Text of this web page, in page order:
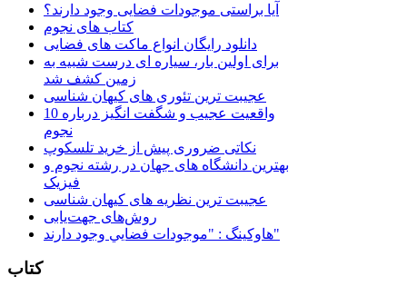
آیا براستی موجودات فضایی وجود دارند؟
کتاب های نجوم
دانلود رایگان انواع ماکت های فضایی
برای اولین بار، سیاره ای درست شبیه به
زمین کشف شد
عجیبت ترین تئوری های کیهان شناسی
10 واقعیت عجیب و شگفت انگیز درباره
نجوم
نکاتی ضروری پیش از خرید تلسکوپ
بهترین دانشگاه های جهان در رشته نجوم و
فیزیک
عجیبت ترین نظریه های کیهان شناسی
روش‌های جهت‌یابی
هاوكينگ : "موجودات فضايي وجود دارند"
کتاب